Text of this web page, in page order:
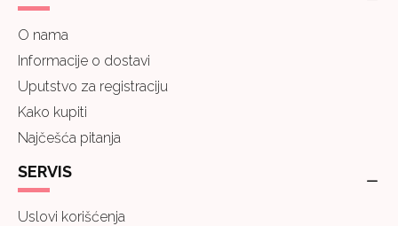
O nama
Informacije o dostavi
Uputstvo za registraciju
Kako kupiti
Najčešća pitanja
SERVIS
Uslovi korišćenja